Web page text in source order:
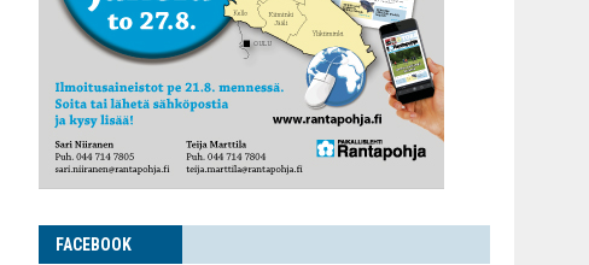
FACE­BOOK